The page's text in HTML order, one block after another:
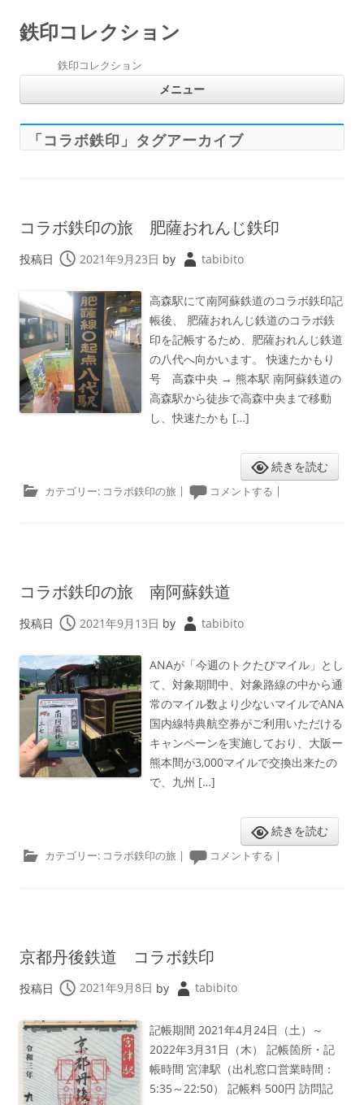
鉄印コレクション
鉄印コレクション
メニュー
「コラボ鉄印 」タグアーカイブ
コラボ鉄印の旅 肥薩おれんじ鉄印
投稿日 2021年9月23日 by tabibito
高森駅にて南阿蘇鉄道のコラボ鉄印記
帳後、 肥薩おれんじ鉄道のコラボ鉄
印を記帳するため、肥薩おれんじ鉄道
の八代へ向かいます。 快速たかもり
号 高森中央 → 熊本駅 南阿蘇鉄道の
高森駅から徒歩で高森中央まで移動
し、快速たかも […]
続きを読む
カテゴリー: コラボ鉄印の旅 | コメントする |
コラボ鉄印の旅 南阿蘇鉄道
投稿日 2021年9月13日 by tabibito
ANAが「今週のトクたびマイル」とし
て、対象期間中、対象路線の中から通
常のマイル数より少ないマイルでANA
国内線特典航空券がご利用いただける
キャンペーンを実施しており、大阪ー
熊本間が3,000マイルで交換出来たの
で、九州 […]
続きを読む
カテゴリー: コラボ鉄印の旅 | コメントする |
京都丹後鉄道 コラボ鉄印
投稿日 2021年9月8日 by tabibito
記帳期間 2021年4月24日（土）～
2022年3月31日（木） 記帳箇所・記
帳時間 宮津駅（出札窓口営業時間：
5:35～22:50） 記帳料 500円 訪問記